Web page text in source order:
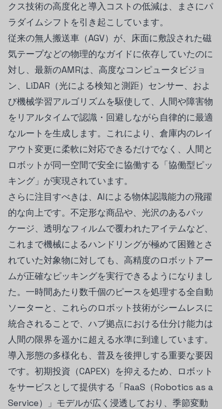
クス技術の高度化と導入コストの低減は、まさにパ
ラダイムシフトを引き起こしています。
従来の無人搬送車（AGV）が、床面に敷設された磁
気テープなどの物理的なガイドに依存していたのに
対し、最新のAMRは、高度なコンピュータビジョ
ン、LiDAR（光による検知と測距）センサー、およ
び機械学習アルゴリズムを駆使して、人間や障害物
をリアルタイムで認識・回避しながら自律的に最適
なルートを生成します。これにより、倉庫内のレイ
アウト変更に柔軟に対応できるだけでなく、人間と
ロボットが同一空間で安全に協働する「協働型ピッ
キング」が実現されています。
さらに注目すべきは、AIによる物体認識能力の飛躍
的な向上です。不定形な商品や、光沢のあるパッ
ケージ、透明なフィルムで覆われたアイテムなど、
これまで機械によるハンドリングが極めて困難とさ
れていた対象物に対しても、高精度のロボットアー
ムが正確なピッキングを実行できるようになりまし
た。一時間あたり数千個のピースを処理する全自動
ソーターと、これらのロボット技術がシームレスに
統合されることで、ハブ拠点における仕分け能力は
人間の限界を遥かに超える水準に到達しています。
導入形態の多様化も、普及を後押しする重要な要因
です。初期投資（CAPEX）を抑えるため、ロボット
をサービスとして提供する「RaaS（Robotics as a
Service）」モデルが広く浸透しており、季節変動